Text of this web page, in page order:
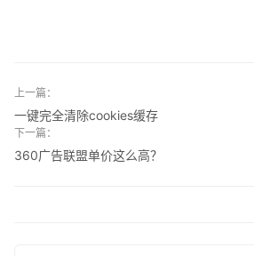
上一篇：
一键完全清除cookies缓存
下一篇：
360广告联盟单价这么高？